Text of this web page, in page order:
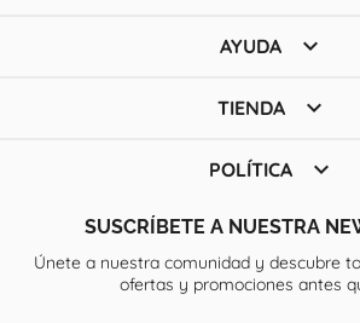
AYUDA 
TIENDA 
POLÍTICA 
SUSCRÍBETE A NUESTRA
Únete a nuestra comunidad y descubre
ofertas y promociones antes